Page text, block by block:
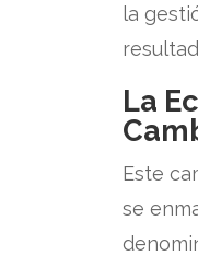
la
La
Este
se